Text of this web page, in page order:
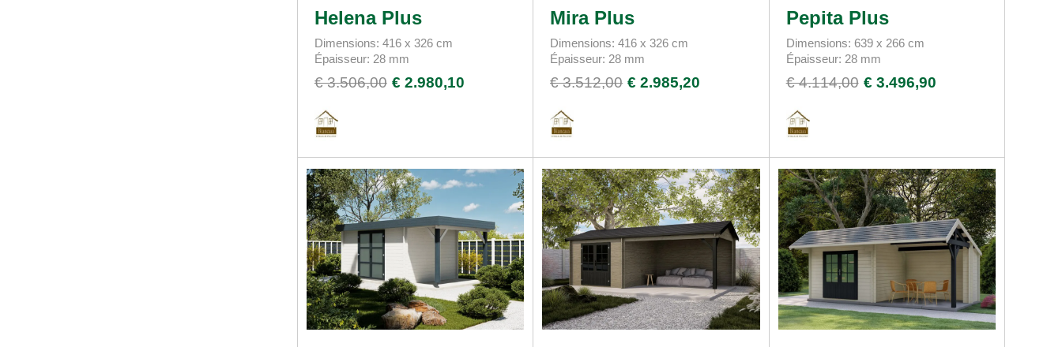
Helena Plus
Dimensions: 416 x 326 cm
Épaisseur: 28 mm
€ 3.506,00 € 2.980,10
Mira Plus
Dimensions: 416 x 326 cm
Épaisseur: 28 mm
€ 3.512,00 € 2.985,20
Pepita Plus
Dimensions: 639 x 266 cm
Épaisseur: 28 mm
€ 4.114,00 € 3.496,90